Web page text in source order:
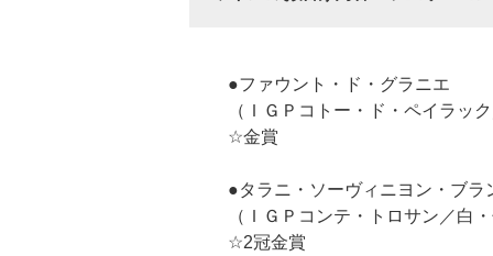
●ファウント・ド・グラニエ
（ＩＧＰコトー・ド・ペイラッ
☆金賞
●タラニ・ソーヴィニヨン・ブラ
（ＩＧＰコンテ・トロサン／白・
☆2冠金賞